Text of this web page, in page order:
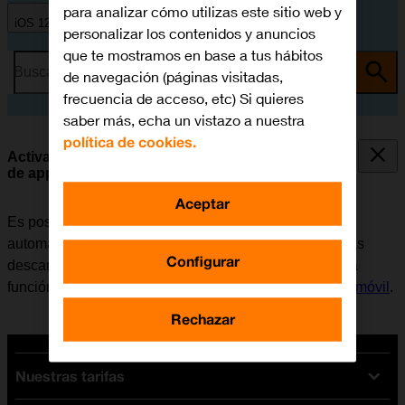
iOS 12.0
Busca por problema o tema
Activar o desactivar la sincronización automática
de apps y del contenido de las apps
Es posible configurar el móvil para que descargue
automáticamente apps y contendido de apps que hayas
descargado en otros dispositivos. Para poder utilizar la
función, es necesarioactivar la Cuenta de Apple en el móvil .
Nuestras tarifas
para analizar cómo utilizas este sitio web y
personalizar los contenidos y anuncios
que te mostramos en base a tus hábitos
de navegación (páginas visitadas,
frecuencia de acceso, etc) Si quieres
saber más, echa un vistazo a nuestra
política de cookies.
Configurar
Rechazar
Aceptar